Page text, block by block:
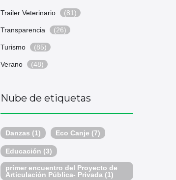
Trailer Veterinario (81)
Transparencia (26)
Turismo (85)
Verano (48)
Nube de etiquetas
Danzas (1) Eco Canje (7)
Educación (3)
primer encuentro del Proyecto de
Articulación Pública- Privada (1)